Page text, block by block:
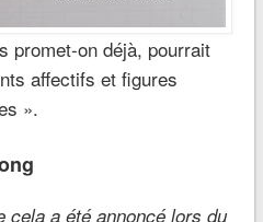
promet-on déjà, pourrait
affectifs et figures
».
cela a été annoncé lors du